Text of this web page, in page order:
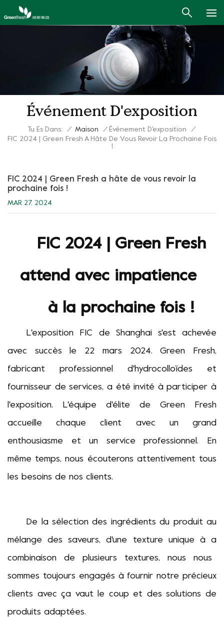
Événement D'exposition
Tu Es Dans: / Maison / Événement D'exposition
/
FIC 2024 | Green Fresh A Hâte De Vous Revoir La Prochaine Fois
!
FIC 2024 | Green Fresh a hâte de vous revoir la
prochaine fois !
MAR 27, 2024
FIC 2024 | Green Fresh
attend avec impatience
à la prochaine fois !
L'exposition FIC de Shanghai s'est achevée
avec succès le 22 mars 2024.Green Fresh,
fabricant professionnel d'hydrocolloïdes et
fournisseur de services, a été invité à participer à
l'exposition. L'équipe d'élite de Green Fresh
accueille chaque client avec un grand
enthousiasme et un service professionnel. En
même temps, nous écouterons attentivement tous
les besoins de nos clients.
De la sélection des ingrédients du produit au
mélange des saveurs, d'une texture unique à a
combinaison de plusieurs textures, nous nous
sommes toujours engagés à fournirnotre précieux
clients avecça vaut le coupet des solutions de
produits adaptées.